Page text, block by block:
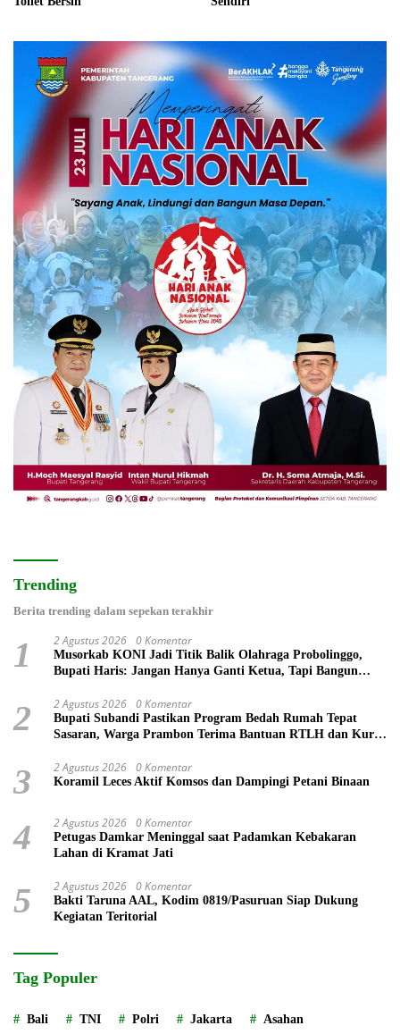
Trending
Berita trending dalam sepekan terakhir
1 2 Agustus 2026 0 Komentar
Musorkab KONI Jadi Titik Balik Olahraga Probolinggo,
Bupati Haris: Jangan Hanya Ganti Ketua, Tapi Bangun
2 2 Agustus 2026 0 Komentar
Bupati Subandi Pastikan Program Bedah Rumah Tepat
Sasaran, Warga Prambon Terima Bantuan RTLH dan Kursi
3 2 Agustus 2026 0 Komentar
Koramil Leces Aktif Komsos dan Dampingi Petani Binaan
4 2 Agustus 2026 0 Komentar
Petugas Damkar Meninggal saat Padamkan Kebakaran
Lahan di Kramat Jati
5 2 Agustus 2026 0 Komentar
Bakti Taruna AAL, Kodim 0819/Pasuruan Siap Dukung
Kegiatan Teritorial
Tag Populer
Bali TNI Polri Jakarta Asahan